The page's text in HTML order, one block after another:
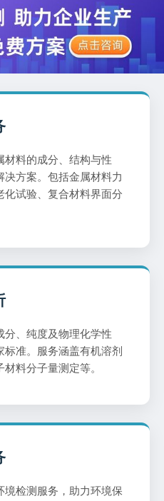
材料的成分、结构与性
方案。包括金属材料力
化试验、复合材料界面分
分、纯度及物理化学性
标准。服务涵盖有机溶剂
料分子量测定等。
境检测服务，助力环境保